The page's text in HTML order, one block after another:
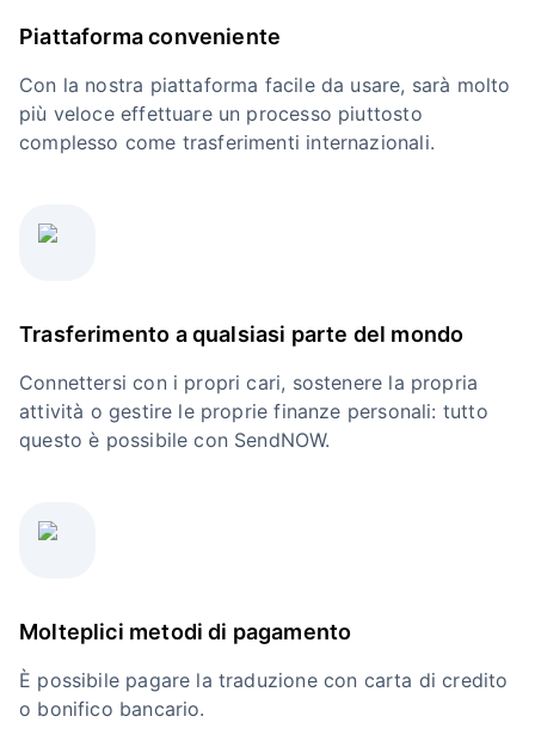
Piattaforma conveniente
Con la nostra piattaforma facile da usare, sarà molto
più veloce effettuare un processo piuttosto
complesso come trasferimenti internazionali.
Trasferimento a qualsiasi parte del mondo
Connettersi con i propri cari, sostenere la propria
attività o gestire le proprie finanze personali: tutto
questo è possibile con SendNOW.
Molteplici metodi di pagamento
È possibile pagare la traduzione con carta di credito
o bonifico bancario.